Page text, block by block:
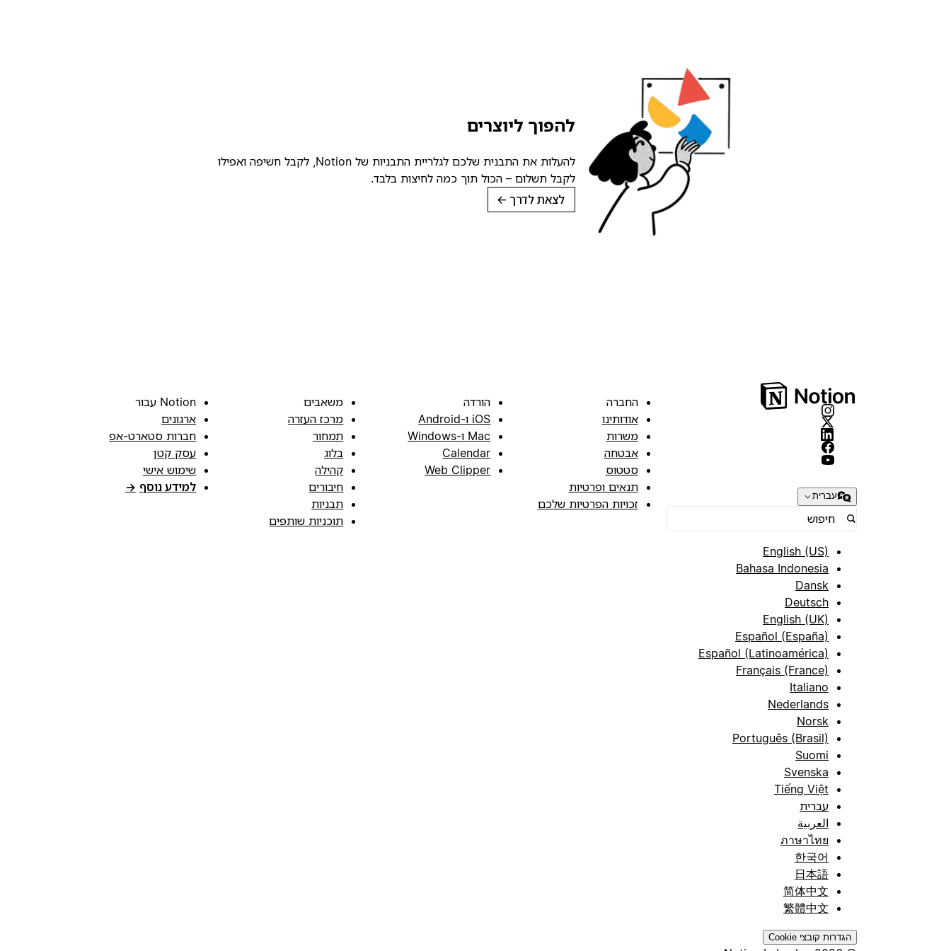
להפוך ליוצרים
להעלות את התבנית שלכם לגלריית התבניות של Notion, לקבל חשיפה ואפילו
לקבל תשלום – הכול תוך כמה לחיצות בלבד.
לצאת לדרך →
עברית
English (US)
Bahasa Indonesia
Dansk
Deutsch
English (UK)
Español (España)
Español (Latinoamérica)
Français (France)
Italiano
Nederlands
Norsk
Português (Brasil)
Suomi
Svenska
Tiếng Việt
עברית
العربية
ภาษาไทย
한국어
日本語
简体中文
繁體中文
הגדרות קובצי Cookie
החברה
אודותינו
משרות
אבטחה
סטטוס
תנאים ופרטיות
זכויות הפרטיות שלכם
הורדה
iOS ו-Android
Mac ו-Windows
Calendar
Web Clipper
משאבים
מרכז העזרה
תמחור
בלוג
קהילה
חיבורים
תבניות
תוכניות שותפים
Notion עבור
ארגונים
חברות סטארט-אפ
עסק קטן
שימוש אישי
למידע נוסף →